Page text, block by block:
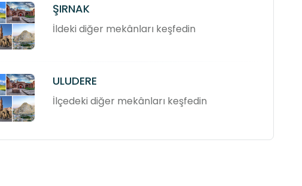
ŞIRNAK
İldeki diğer mekânları keşfedin
ULUDERE
İlçedeki diğer mekânları keşfedin